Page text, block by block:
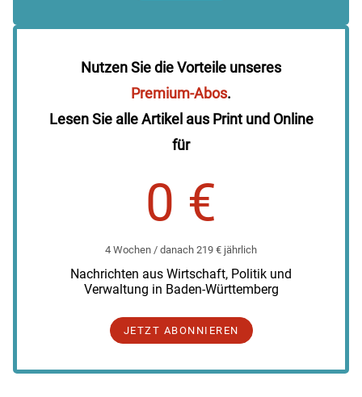
Nutzen Sie die Vorteile unseres
Premium-Abos.
Lesen Sie alle Artikel aus Print und Online
für
0 €
4 Wochen / danach 219 € jährlich
Nachrichten aus Wirtschaft, Politik und
Verwaltung in Baden-Württemberg
JETZT ABONNIEREN